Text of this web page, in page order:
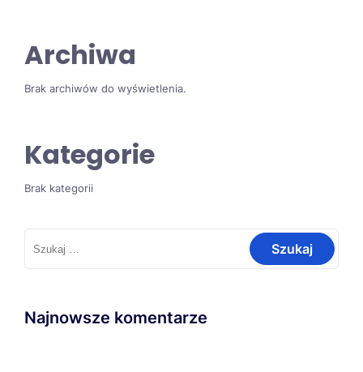
Archiwa
Brak archiwów do wyświetlenia.
Kategorie
Brak kategorii
Szukaj:
Najnowsze komentarze